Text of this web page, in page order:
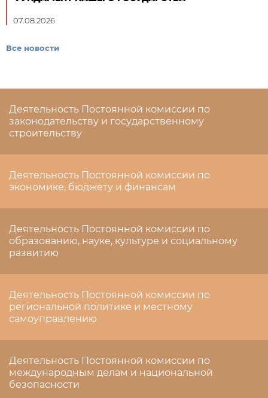
07.08.2026
Все новости
Деятельность Постоянной комиссии по
законодательству и государственному
строительству
Деятельность Постоянной комиссии по
экономике, бюджету и финансам
Деятельность Постоянной комиссии по
образованию, науке, культуре и социальному
развитию
Деятельность Постоянной комиссии по
региональной политике и местному
самоуправлению
Деятельность Постоянной комиссии по
международным делам и национальной
безопасности